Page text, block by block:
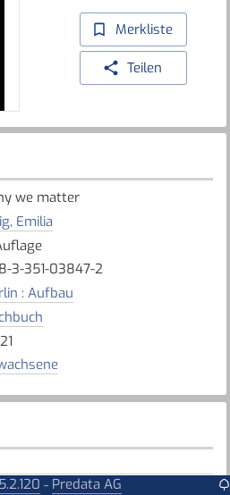
Merkliste
Teilen
we matter
Emilia
3-351-03847-2
: Aufbau
- Predata AG